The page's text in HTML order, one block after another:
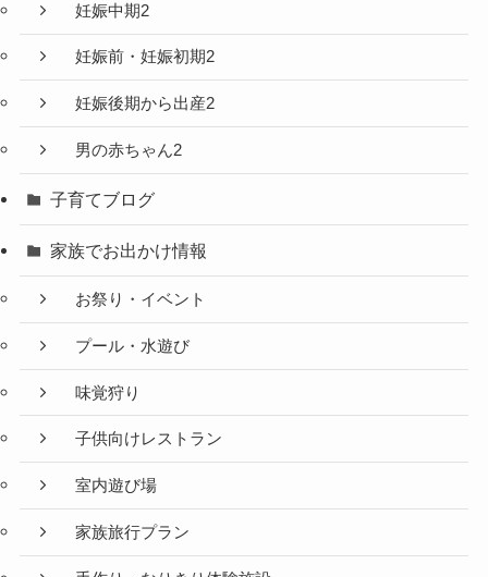
妊娠中期2
妊娠前・妊娠初期2
妊娠後期から出産2
男の赤ちゃん2
子育てブログ
家族でお出かけ情報
お祭り・イベント
プール・水遊び
味覚狩り
子供向けレストラン
室内遊び場
家族旅行プラン